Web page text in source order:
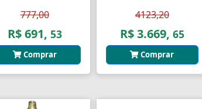
777,00
R$ 691, 53
Comprar
4123,20
R$ 3.669, 65
Comprar